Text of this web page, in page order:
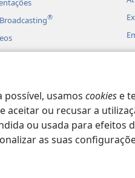
usamos cookies e
aceitar ou recusar a
ou usada para efeitos
as suas
®
em Áudio
Dramatizadas da Bíblia
Tract Society of Pennsylvania.